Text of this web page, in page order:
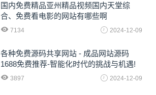
国内免费精品亚州精品视频国内天堂综
合、免费看电影的网站有哪些啊
7134 2024-12-09
各种免费源码共享网站 - 成品网站源码
1688免费推荐-智能化时代的挑战与机遇!
3897 2024-12-09